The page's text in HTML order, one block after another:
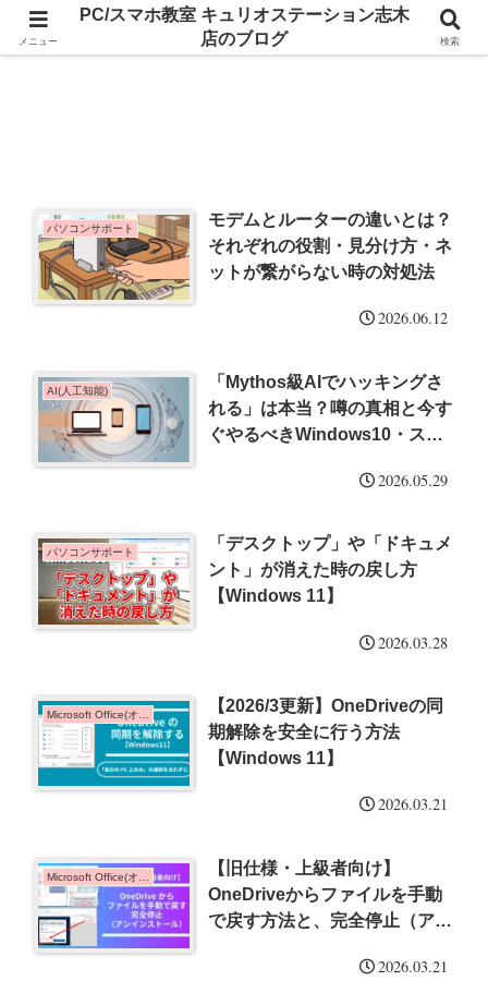
パソコンサポート
モデムとルーターの違いとは？
それぞれの役割・見分け方・ネ
ットが繋がらない時の対処法
2026.06.12
AI(人工知能)
「Mythos級AIでハッキングさ
れる」は本当？噂の真相と今す
ぐやるべきWindows10・スマ
2026.05.29
パソコンサポート
「デスクトップ」や「ドキュメ
ント」が消えた時の戻し方
【Windows 11】
2026.03.28
【2026/3更新】OneDriveの同
期解除を安全に行う方法
【Windows 11】
2026.03.21
【旧仕様・上級者向け】
OneDriveからファイルを手動
で戻す方法と、完全停止（アン
2026.03.21
メニュー
PC/スマホ教室 キュリオステーション志木
店のブログ
検索